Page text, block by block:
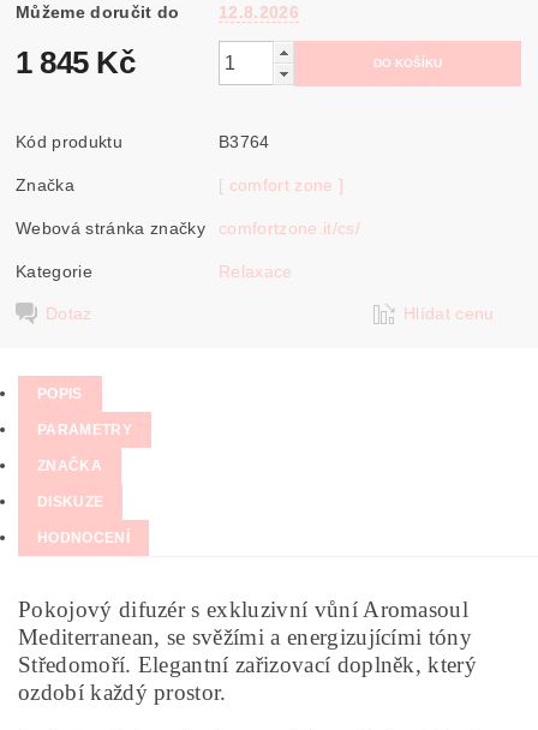
Můžeme doručit do 12.8.2026
1 845 Kč
Kód produktu B3764
Značka [ comfort zone ]
Webová stránka značky comfortzone.it/cs/
Kategorie Relaxace
Dotaz Hlídat cenu
POPIS
PARAMETRY
ZNAČKA
DISKUZE
HODNOCENÍ
Pokojový difuzér s exkluzivní vůní Aromasoul
Mediterranean, se svěžími a energizujícími tóny
Středomoří. Elegantní zařizovací doplněk, který
ozdobí každý prostor.